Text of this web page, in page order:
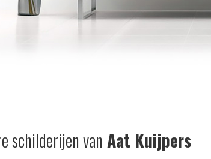
schilderijen van Aat Kuijpers